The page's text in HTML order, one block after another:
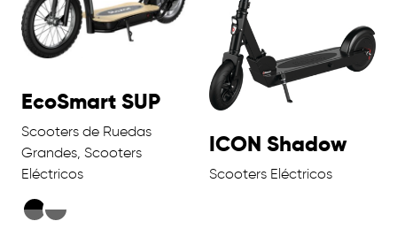
EcoSmart SUP
Scooters de Ruedas
Grandes, Scooters
Eléctricos
ICON Shadow
Scooters Eléctricos